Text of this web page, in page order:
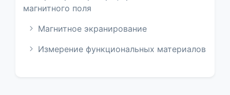
магнитного поля
Магнитное экранирование
Измерение функциональных материалов